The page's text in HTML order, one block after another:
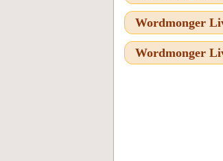
Wordmonger
Wordmonger